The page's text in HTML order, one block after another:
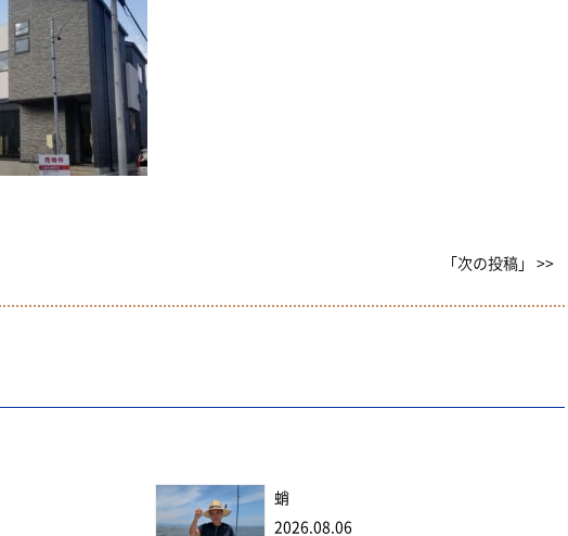
「次の投稿」 >>
蛸
2026.08.06